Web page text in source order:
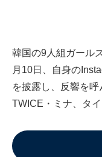
韓国の9人組ガール
月10日、自身の
を披露し、反響を呼
TWICE・ミナ、タ